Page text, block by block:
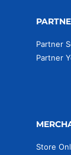
Partner
Partner
Store